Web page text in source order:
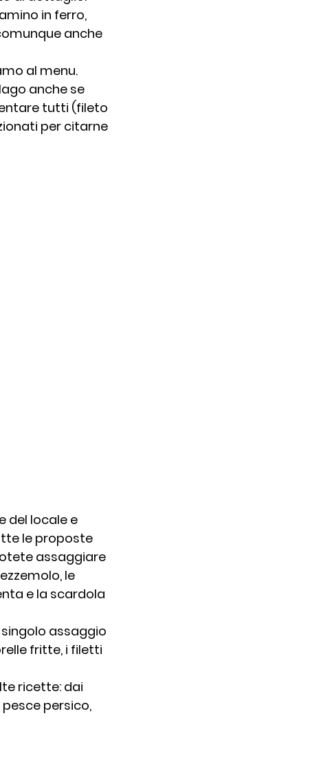
in ferro,
anche
al menu.
anche se
tutti (fileto
per citarne
del locale e
le proposte
assaggiare
le
e la scardola
assaggio
fritte, i filetti
ricette: dai
persico,